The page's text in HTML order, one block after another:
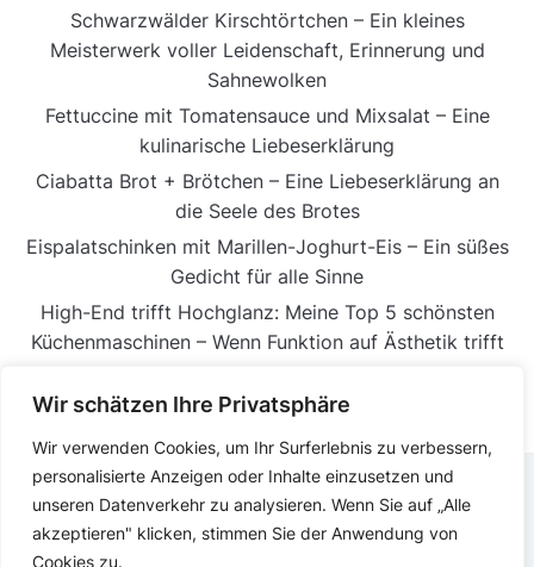
Wir schätzen Ihre Privatsphäre
Wir verwenden Cookies, um Ihr Surferlebnis zu verbessern,
personalisierte Anzeigen oder Inhalte einzusetzen und
unseren Datenverkehr zu analysieren. Wenn Sie auf „Alle
akzeptieren" klicken, stimmen Sie der Anwendung von
Cookies zu.
Schwarzwälder Kirschtörtchen – Ein kleines
Meisterwerk voller Leidenschaft, Erinnerung und
Sahnewolken
Fettuccine mit Tomatensauce und Mixsalat – Eine
kulinarische Liebeserklärung
Ciabatta Brot + Brötchen – Eine Liebeserklärung an
die Seele des Brotes
Eispalatschinken mit Marillen-Joghurt-Eis – Ein süßes
Gedicht für alle Sinne
High-End trifft Hochglanz: Meine Top 5 schönsten
Küchenmaschinen – Wenn Funktion auf Ästhetik trifft
DATENSCHUTZERKLÄRUNG IMPRESSUM